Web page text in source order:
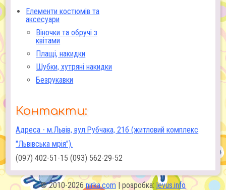
Елементи костюмів та
аксесуари
Віночки та обручі з
квітами
Плащі, накидки
Шубки, хутряні накидки
Безрукавки
Контакти:
Адреса - м.Львів, вул.Рубчака, 21б (житловий комплекс
"Львівська мрія").
(097) 402-51-15 (093) 562-29-52
© 2010-2026nirka.com | розробка: levus.info